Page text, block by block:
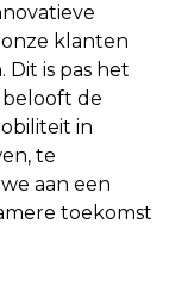
klanten
is pas het
de
in
te
aan een
toekomst